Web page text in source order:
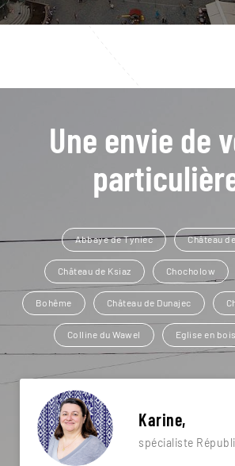
Une envie de
Abbaye de Tyniec Château
Château de Ksiaz Chocholow
Bohême Château de Dunajec
Colline du Wawel Eglise en
Karine,
spécialiste